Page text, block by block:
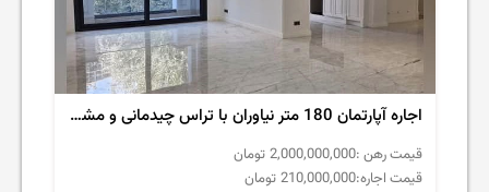
اجاره آپارتمان 180 متر نیاوران با تراس چیدمانی و مشاعات کامل
قیمت رهن :2,000,000,000 تومان
قیمت اجاره:210,000,000 تومان